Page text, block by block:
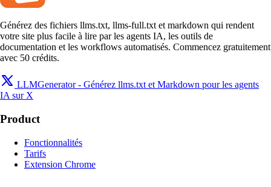
Générez des fichiers llms.txt, llms-full.txt et markdown qui rendent
votre site plus facile à lire par les agents IA, les outils de
documentation et les workflows automatisés. Commencez gratuitement
avec 50 crédits.
LLMGenerator - Générez llms.txt et Markdown pour les agents
IA sur X
Product
Fonctionnalités
Tarifs
Extension Chrome